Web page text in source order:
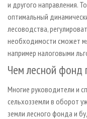
и другого направления.
оптимальный
лесоводства,
необходимости сможет
например налоговыми
Чем лесной фонд
Многие руководители и
сельхозземли в оборот
земли лесного фонда и